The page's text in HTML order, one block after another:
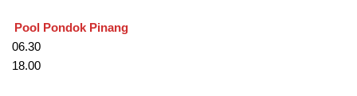
Pool Pondok Pinang
06.30
18.00